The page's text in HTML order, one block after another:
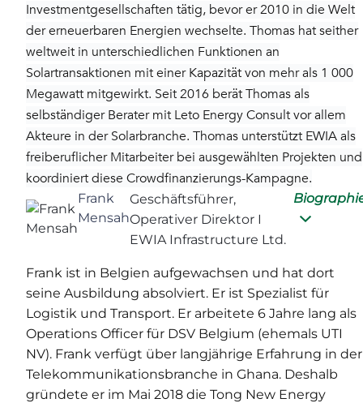
Investmentgesellschaften tätig, bevor er 2010 in die Welt
der erneuerbaren Energien wechselte. Thomas hat seither
weltweit in unterschiedlichen Funktionen an
Solartransaktionen mit einer Kapazität von mehr als 1 000
Megawatt mitgewirkt. Seit 2016 berät Thomas als
selbständiger Berater mit Leto Energy Consult vor allem
Akteure in der Solarbranche. Thomas unterstützt EWIA als
freiberuflicher Mitarbeiter bei ausgewählten Projekten und
koordiniert diese Crowdfinanzierungs-Kampagne.
Frank
Mensah
Geschäftsführer,
Operativer Direktor I
EWIA Infrastructure Ltd.
Frank ist in Belgien aufgewachsen und hat dort
seine Ausbildung absolviert. Er ist Spezialist für
Logistik und Transport. Er arbeitete 6 Jahre lang als
Operations Officer für DSV Belgium (ehemals UTI
NV). Frank verfügt über langjährige Erfahrung in der
Telekommunikationsbranche in Ghana. Deshalb
gründete er im Mai 2018 die Tong New Energy